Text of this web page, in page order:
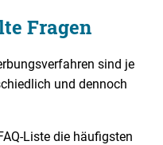
Fragen
sind je
und dennoch
Liste die häufigsten